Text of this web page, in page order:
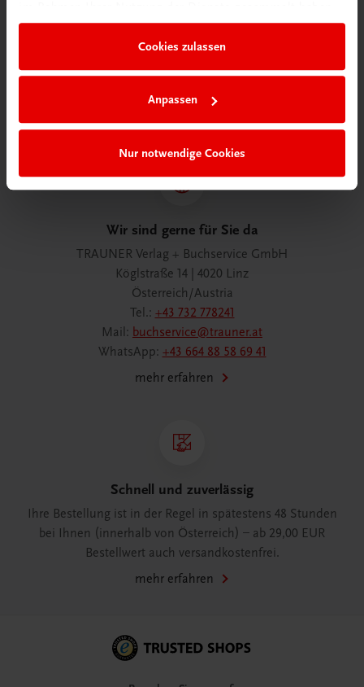
Cookies zulassen
Anpassen
Nur notwendige Cookies
Wir über uns
Familienunternehmen mit 80 Mitarbeiterinnen und
Mitarbeitern, die eines verbindet: Begeisterung für unsere
Wir sind gerne für Sie da
TRAUNER Verlag + Buchservice GmbH
Köglstraße 14 | 4020 Linz
Österreich/Austria
Tel.: +43 732 778241
Mail: buchservice@trauner.at
WhatsApp: +43 664 88 58 69 41
mehr erfahren
Schnell und zuverlässig
Ihre Bestellung ist in der Regel in spätestens 48 Stunden
bei Ihnen (innerhalb von Österreich) – ab 29,00 EUR
Bestellwert auch versandkostenfrei.
mehr erfahren